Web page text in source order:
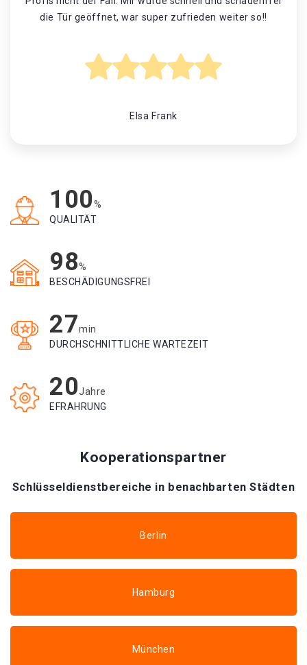
die Tür geöffnet, war super zufrieden weiter so!!
Elsa Frank
100%
QUALITÄT
98%
BESCHÄDIGUNGSFREI
27min
DURCHSCHNITTLICHE WARTEZEIT
20Jahre
EFRAHRUNG
Kooperationspartner
Schlüsseldienstbereiche in benachbarten Städten
Berlin
Hamburg
München